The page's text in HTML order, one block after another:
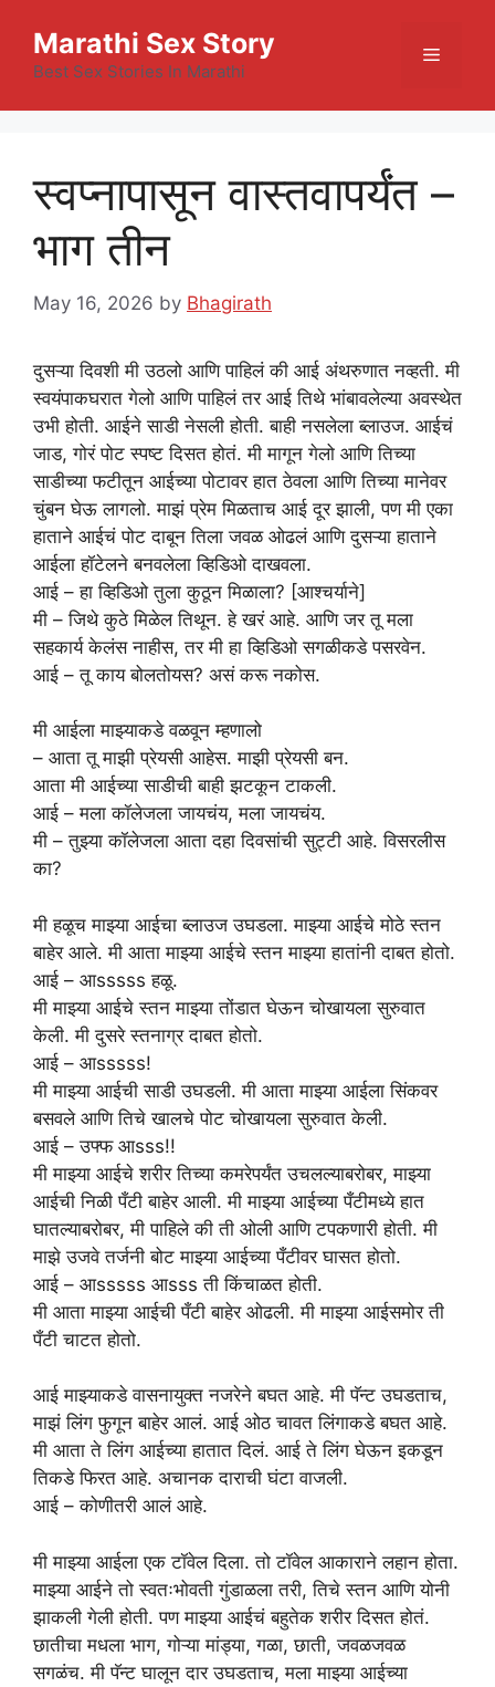
content
Marathi Sex Story
Best Sex Stories In Marathi
Menu
स्वप्नापासून वास्तवापर्यंत –
भाग तीन
May 16, 2026 by Bhagirath
दुसऱ्या दिवशी मी उठलो आणि पाहिलं की आई अंथरुणात नव्हती. मी
स्वयंपाकघरात गेलो आणि पाहिलं तर आई तिथे भांबावलेल्या अवस्थेत
उभी होती. आईने साडी नेसली होती. बाही नसलेला ब्लाउज. आईचं
जाड, गोरं पोट स्पष्ट दिसत होतं. मी मागून गेलो आणि तिच्या
साडीच्या फटीतून आईच्या पोटावर हात ठेवला आणि तिच्या मानेवर
चुंबन घेऊ लागलो. माझं प्रेम मिळताच आई दूर झाली, पण मी एका
हाताने आईचं पोट दाबून तिला जवळ ओढलं आणि दुसऱ्या हाताने
आईला हॉटेलने बनवलेला व्हिडिओ दाखवला.
आई – हा व्हिडिओ तुला कुठून मिळाला? [आश्चर्याने]
मी – जिथे कुठे मिळेल तिथून. हे खरं आहे. आणि जर तू मला
सहकार्य केलंस नाहीस, तर मी हा व्हिडिओ सगळीकडे पसरवेन.
आई – तू काय बोलतोयस? असं करू नकोस.
मी आईला माझ्याकडे वळवून म्हणालो
– आता तू माझी प्रेयसी आहेस. माझी प्रेयसी बन.
आता मी आईच्या साडीची बाही झटकून टाकली.
आई – मला कॉलेजला जायचंय, मला जायचंय.
मी – तुझ्या कॉलेजला आता दहा दिवसांची सुट्टी आहे. विसरलीस
का?
मी हळूच माझ्या आईचा ब्लाउज उघडला. माझ्या आईचे मोठे स्तन
बाहेर आले. मी आता माझ्या आईचे स्तन माझ्या हातांनी दाबत होतो.
आई – आsssss हळू.
मी माझ्या आईचे स्तन माझ्या तोंडात घेऊन चोखायला सुरुवात
केली. मी दुसरे स्तनाग्र दाबत होतो.
आई – आsssss!
मी माझ्या आईची साडी उघडली. मी आता माझ्या आईला सिंकवर
बसवले आणि तिचे खालचे पोट चोखायला सुरुवात केली.
आई – उफ्फ आsss!!
मी माझ्या आईचे शरीर तिच्या कमरेपर्यंत उचलल्याबरोबर, माझ्या
आईची निळी पँटी बाहेर आली. मी माझ्या आईच्या पँटीमध्ये हात
घातल्याबरोबर, मी पाहिले की ती ओली आणि टपकणारी होती. मी
माझे उजवे तर्जनी बोट माझ्या आईच्या पँटीवर घासत होतो.
आई – आsssss आsss ती किंचाळत होती.
मी आता माझ्या आईची पँटी बाहेर ओढली. मी माझ्या आईसमोर ती
पँटी चाटत होतो.
आई माझ्याकडे वासनायुक्त नजरेने बघत आहे. मी पॅन्ट उघडताच,
माझं लिंग फुगून बाहेर आलं. आई ओठ चावत लिंगाकडे बघत आहे.
मी आता ते लिंग आईच्या हातात दिलं. आई ते लिंग घेऊन इकडून
तिकडे फिरत आहे. अचानक दाराची घंटा वाजली.
आई – कोणीतरी आलं आहे.
मी माझ्या आईला एक टॉवेल दिला. तो टॉवेल आकाराने लहान होता.
माझ्या आईने तो स्वतःभोवती गुंडाळला तरी, तिचे स्तन आणि योनी
झाकली गेली होती. पण माझ्या आईचं बहुतेक शरीर दिसत होतं.
छातीचा मधला भाग, गोऱ्या मांड्या, गळा, छाती, जवळजवळ
सगळंच. मी पॅन्ट घालून दार उघडताच, मला माझ्या आईच्या